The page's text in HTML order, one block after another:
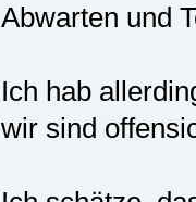
Abwarten und
Ich hab
wir sind